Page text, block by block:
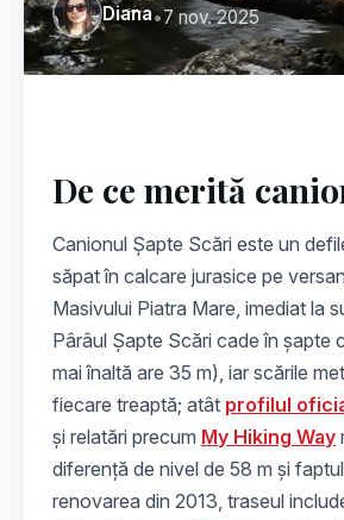
Diana•7 nov. 2025
De ce merită
Canionul Șapte Scări este un
săpat în calcare jurasice pe
Masivului Piatra Mare, imediat la
Pârâul Șapte Scări cade în șapte
mai înaltă are 35 m), iar scările
fiecare treaptă; atât profilul
și relatări precum My Hiking Way
diferență de nivel de 58 m și
renovarea din 2013, traseul